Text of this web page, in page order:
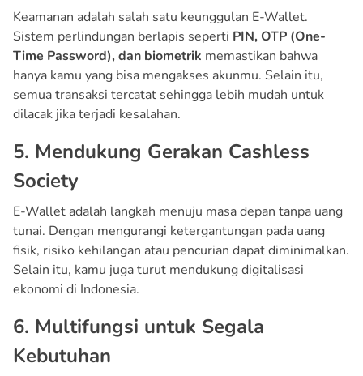
Keamanan adalah salah satu keunggulan E-Wallet.
Sistem perlindungan berlapis seperti PIN, OTP (One-
Time Password), dan biometrik memastikan bahwa
hanya kamu yang bisa mengakses akunmu. Selain itu,
semua transaksi tercatat sehingga lebih mudah untuk
dilacak jika terjadi kesalahan.
5. Mendukung Gerakan Cashless
Society
E-Wallet adalah langkah menuju masa depan tanpa uang
tunai. Dengan mengurangi ketergantungan pada uang
fisik, risiko kehilangan atau pencurian dapat diminimalkan.
Selain itu, kamu juga turut mendukung digitalisasi
ekonomi di Indonesia.
6. Multifungsi untuk Segala
Kebutuhan